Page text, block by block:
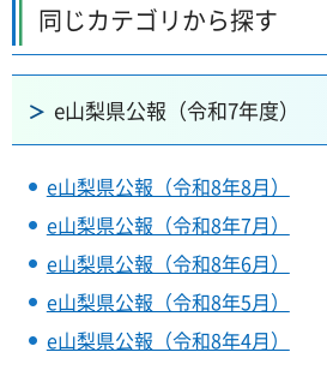
同じカテゴリから探す
e山梨県公報（令和7年度）
e山梨県公報（令和8年8月）
e山梨県公報（令和8年7月）
e山梨県公報（令和8年6月）
e山梨県公報（令和8年5月）
e山梨県公報（令和8年4月）